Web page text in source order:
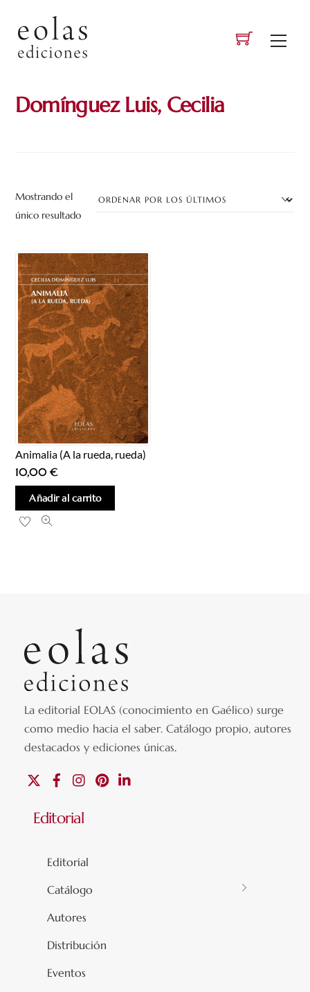
content
Domínguez Luis, Cecilia
Mostrando el
único resultado
Animalia (A la rueda, rueda)
10,00€
Añadir al carrito
La editorial EOLAS (conocimiento en Gaélico) surge
como medio hacia el saber.Catálogo propio, autores
destacados y ediciones únicas.
FacebookInstagramPinterest
Editorial
Editorial
Catálogo
Autores
Distribución
Eventos